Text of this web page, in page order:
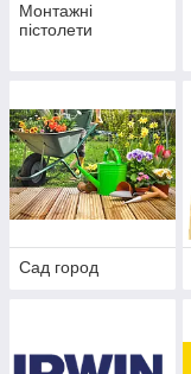
Монтажні
пістолети
Сад город